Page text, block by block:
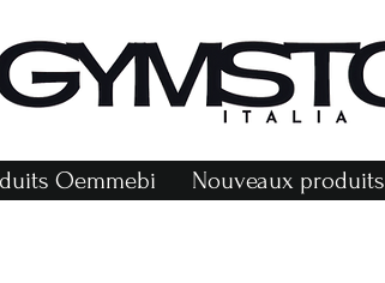
Oemmebi Nouveaux produits